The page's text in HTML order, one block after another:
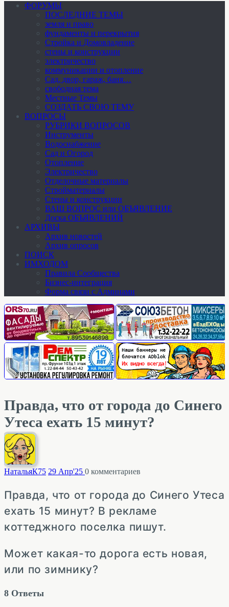
ФОРУМЫ
ПОСЛЕДНИЕ ТЕМЫ
земля и право
фундаменты и перекрытия
Стройка и Домовладение
стены и конструкции
электричество
коммуникации и отопление
Cад, двор, гараж, баня…
свободная тема
Местные Темы
СОЗДАТЬ СВОЮ ТЕМУ
ВОПРОСЫ
РУБРИКИ ВОПРОСОВ
Инструменты
Водоснабжение
Сад и Огород
Отопление
Электричество
Отделочные материалы
Стройматериалы
Стены и конструкции
ВАШ ВОПРОС или ОБЪЯВЛЕНИЕ
Доска ОБЪЯВЛЕНИЙ
АРХИВЫ
Архив новостей
Архив опросов
ПОИСК
ИМХОДОМ
Правила Сообщества
Бизнес-интеграция
Форма связи с Админами
Правда, что от города до Синего
Утеса ехать 15 минут?
НатальяК75 29 Апр'25 0 комментариев
Правда, что от города до Синего Утеса
ехать 15 минут? В рекламе
коттеджного поселка пишут.
Может какая-то дорога есть новая,
или по зимнику?
8 Ответы